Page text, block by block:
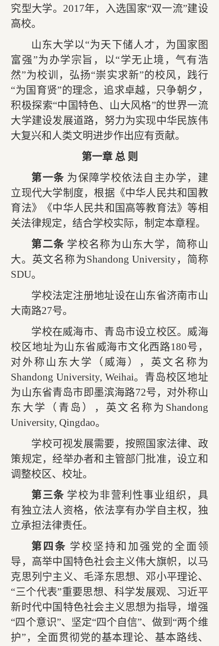
究型大学。2017年，入选国家“双一流”建设
高校。
山东大学以“为天下储人才，为国家图
富强”为办学宗旨，以“学无止境，气有浩
然”为校训，弘扬“崇实求新”的校风，践行
“为国育贤”的理念，追求卓越，只争朝夕，
积极探索“中国特色、山大风格”的世界一流
大学建设发展道路，努力为实现中华民族伟
大复兴和人类文明进步作出应有贡献。
第一章 总 则
第一条 为保障学校依法自主办学，建
立现代大学制度，根据《中华人民共和国教
育法》《中华人民共和国高等教育法》等相
关法律规定，结合学校实际，制定本章程。
第二条 学校名称为山东大学，简称山
大。英文名称为Shandong University，简称
SDU。
学校法定注册地址设在山东省济南市山
大南路27号。
学校在威海市、青岛市设立校区。威海
校区地址为山东省威海市文化西路180号，
对外称山东大学（威海），英文名称为
Shandong University, Weihai。青岛校区地址
为山东省青岛市即墨滨海路72号，对外称山
东大学（青岛），英文名称为Shandong
University, Qingdao。
学校可视发展需要，按照国家法律、政
策规定，经举办者和主管部门批准，设立和
调整校区、校址。
第三条 学校为非营利性事业组织，具
有独立法人资格，依法享有办学自主权，独
立承担法律责任。
第四条 学校坚持和加强党的全面领
导，高举中国特色社会主义伟大旗帜，以马
克思列宁主义、毛泽东思想、邓小平理论、
“三个代表”重要思想、科学发展观、习近平
新时代中国特色社会主义思想为指导，增强
“四个意识”、坚定“四个自信”、做到“两个维
护”，全面贯彻党的基本理论、基本路线、